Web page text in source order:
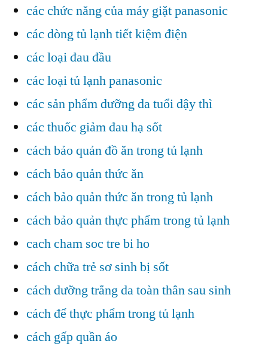
các chức năng của máy giặt panasonic
các dòng tủ lạnh tiết kiệm điện
các loại đau đầu
các loại tủ lạnh panasonic
các sản phẩm dưỡng da tuổi dậy thì
các thuốc giảm đau hạ sốt
cách bảo quản đồ ăn trong tủ lạnh
cách bảo quản thức ăn
cách bảo quản thức ăn trong tủ lạnh
cách bảo quản thực phẩm trong tủ lạnh
cach cham soc tre bi ho
cách chữa trẻ sơ sinh bị sốt
cách dưỡng trắng da toàn thân sau sinh
cách để thực phẩm trong tủ lạnh
cách gấp quần áo